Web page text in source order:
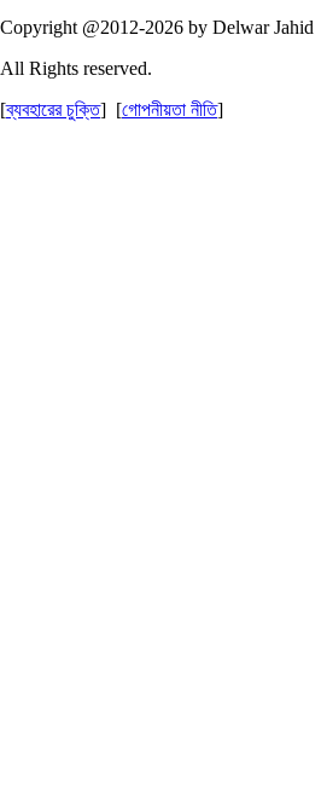
Copyright @2012-2026 by Delwar Jahid
All Rights reserved.
[ব্যবহারের চুক্তি] [গোপনীয়তা নীতি]